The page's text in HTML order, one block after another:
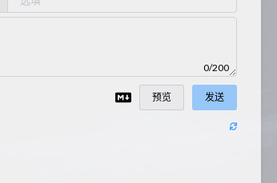
0/200
预览 发送